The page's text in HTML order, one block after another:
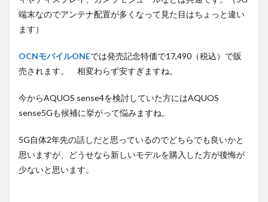
端末なのでアンテナ配置が多くなって見た目はちょっと違い
ます）
OCNモバイルONEでは発売記念特価で17,490（税込）で販
売されます。 相変わらず安すぎますね。
今からAQUOS sense4を検討していた方にはAQUOS
sense5Gも候補に挙がって悩みますね。
5G自体2年先の話しだと思っているのでどちらでも良いかと
思いますが、どうせなら新しいモデルを購入した方が後悔が
少ないと思います。